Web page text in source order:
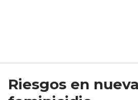
Riesgos en